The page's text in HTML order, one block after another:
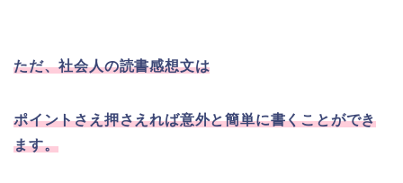
ただ、社会人の読書感想文は
ポイントさえ押さえれば意外と簡単に書くことができ
ます。